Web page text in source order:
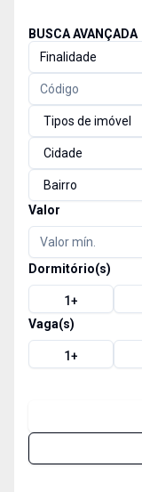
BUSCA AVANÇADA
Finalidade
Tipos de imóvel
Cidade
Bairro
Valor
Dormitório(s)
1+
Vaga(s)
1+